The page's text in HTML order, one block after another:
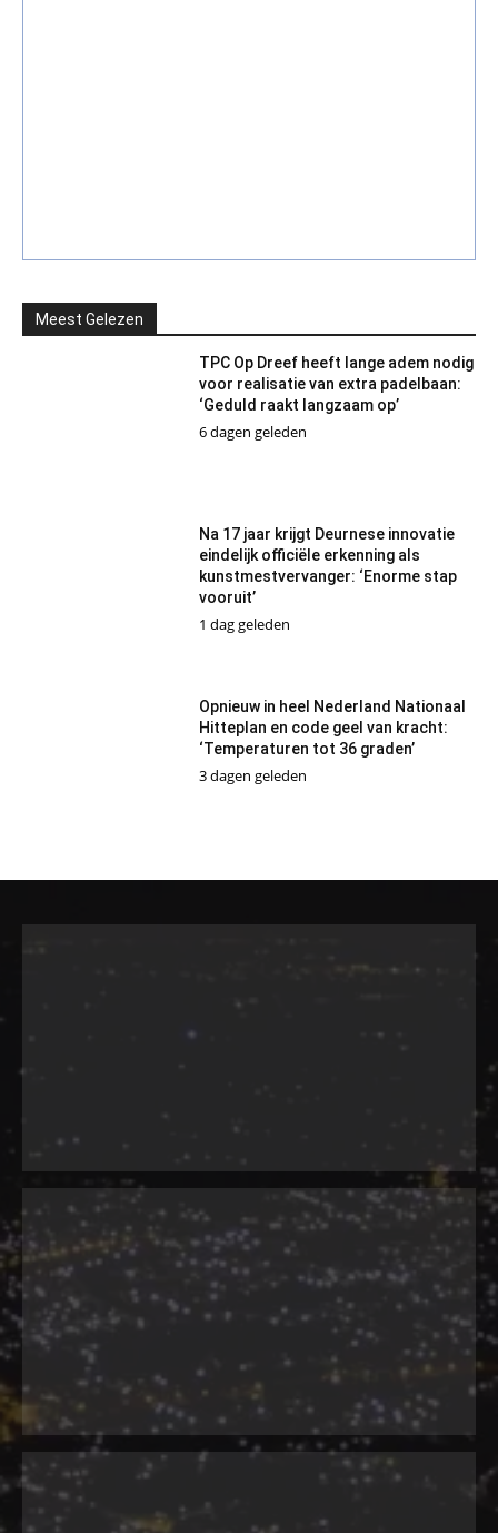
Meest Gelezen
TPC Op Dreef heeft lange adem nodig
voor realisatie van extra padelbaan:
‘Geduld raakt langzaam op’
6 dagen geleden
Na 17 jaar krijgt Deurnese innovatie
eindelijk officiële erkenning als
kunstmestvervanger: ‘Enorme stap
vooruit’
1 dag geleden
Opnieuw in heel Nederland Nationaal
Hitteplan en code geel van kracht:
‘Temperaturen tot 36 graden’
3 dagen geleden